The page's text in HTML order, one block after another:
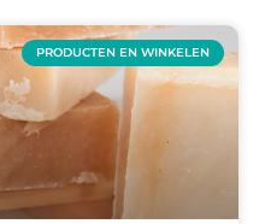
PRODUCTEN EN WINKELEN